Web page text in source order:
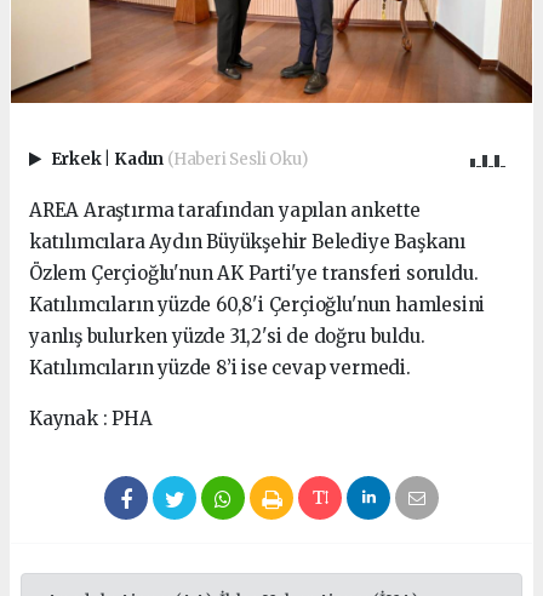
Erkek Kadın (Haberi Sesli Oku)
AREA Araştırma tarafından yapılan ankette
katılımcılara Aydın Büyükşehir Belediye Başkanı
Özlem Çerçioğlu'nun AK Parti'ye transferi soruldu.
Katılımcıların yüzde 60,8'i Çerçioğlu'nun hamlesini
yanlış bulurken yüzde 31,2'si de doğru buldu.
Katılımcıların yüzde 8’i ise cevap vermedi.
Kaynak : PHA